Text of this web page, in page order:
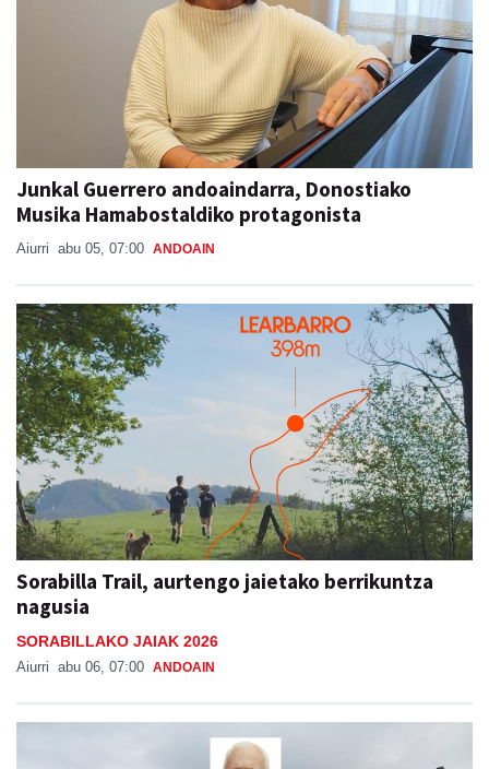
Junkal Guerrero andoaindarra, Donostiako
Musika Hamabostaldiko protagonista
Aiurri abu 05, 07:00 ANDOAIN
Sorabilla Trail, aurtengo jaietako berrikuntza
nagusia
SORABILLAKO JAIAK 2026
Aiurri abu 06, 07:00 ANDOAIN